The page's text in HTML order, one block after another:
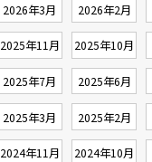
2026年3月 2026年2月
2025年11月 2025年10月
2025年7月 2025年6月
2025年3月 2025年2月
2024年11月 2024年10月